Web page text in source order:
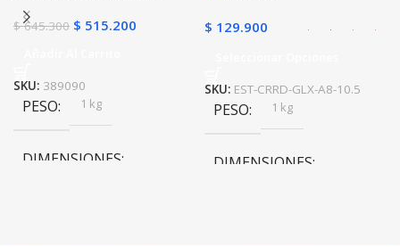
$645.300 $ 515.200
SKU: 389090
PESO 1 kg
DIMENSIONES
$ 129.900
SKU: EST-CRRD-GLX-A8-10.5
PESO 1 kg
DIMENSIONES